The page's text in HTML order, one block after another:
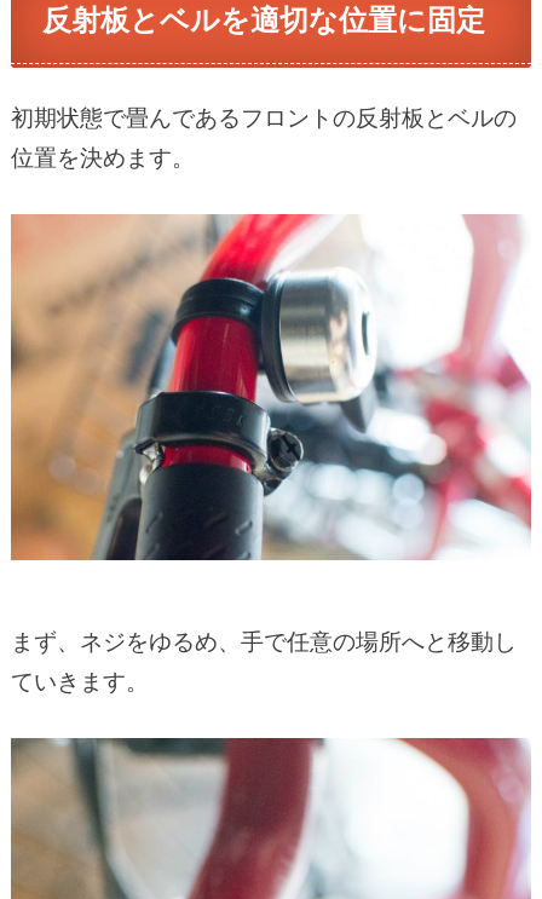
反射板とベルを適切な位置に固定
初期状態で畳んであるフロントの反射板とベルの
位置を決めます。
まず、ネジをゆるめ、手で任意の場所へと移動し
ていきます。